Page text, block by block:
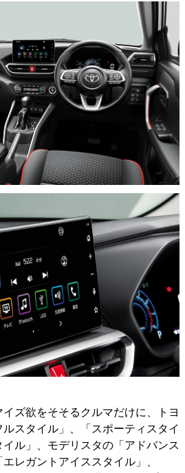
ズ欲をそそるクルマだけに、トヨ
スタイル」、「スポーティスタイ
ル」、モデリスタの「アドバンス
レガントアイススタイル」、